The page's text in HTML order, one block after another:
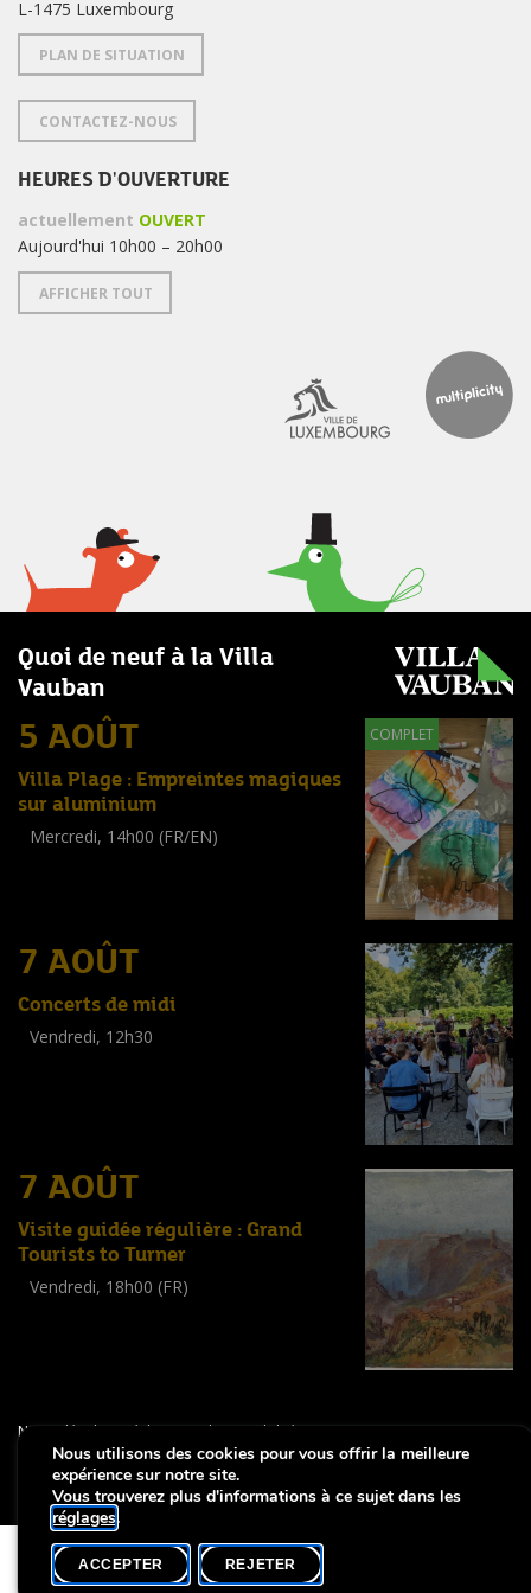
L-1475 Luxembourg
PLAN DE SITUATION
CONTACTEZ-NOUS
HEURES D'OUVERTURE
actuellement OUVERT
Aujourd'hui 10h00 – 20h00
AFFICHER TOUT
Quoi de neuf à la Villa
Vauban
5 AOÛT COMPLET
Villa Plage : Empreintes magiques
sur aluminium
Mercredi, 14h00 (FR/EN)
7 AOÛT
Concerts de midi
Vendredi, 12h30
7 AOÛT
Visite guidée régulière : Grand
Tourists to Turner
Vendredi, 18h00 (FR)
Notice légale Déclaration d’accessibilité
Copyright © 2026, Lëtzebuerg City Museum. Tous droits réservés
made by Apart
Nous utilisons des cookies pour vous offrir la meilleure
expérience sur notre site.
Vous trouverez plus d'informations à ce sujet dans les
réglages.
ACCEPTER REJETER